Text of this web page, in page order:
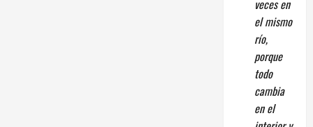
veces en
el mismo
río,
porque
todo
cambia
en el